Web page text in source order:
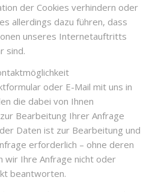
der Cookies verhindern oder
allerdings dazu führen, dass
unseres Internetauftritts
sind.
oder E-Mail mit uns in
die dabei von Ihnen
Bearbeitung Ihrer Anfrage
Daten ist zur Bearbeitung und
erforderlich – ohne deren
wir Ihre Anfrage nicht oder
beantworten.